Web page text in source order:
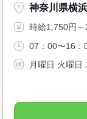
神奈川県横
時給1,750円～
07：00〜16：
月曜日 火曜日